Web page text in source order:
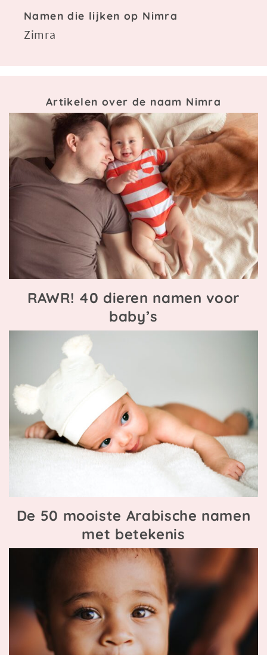
Namen die lijken op Nimra
Zimra
Artikelen over de naam Nimra
RAWR! 40 dieren namen voor
baby’s
De 50 mooiste Arabische namen
met betekenis